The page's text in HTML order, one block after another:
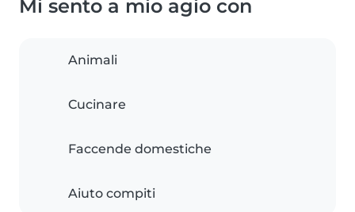
Mi sento a mio agio con
Animali
Cucinare
Faccende domestiche
Aiuto compiti